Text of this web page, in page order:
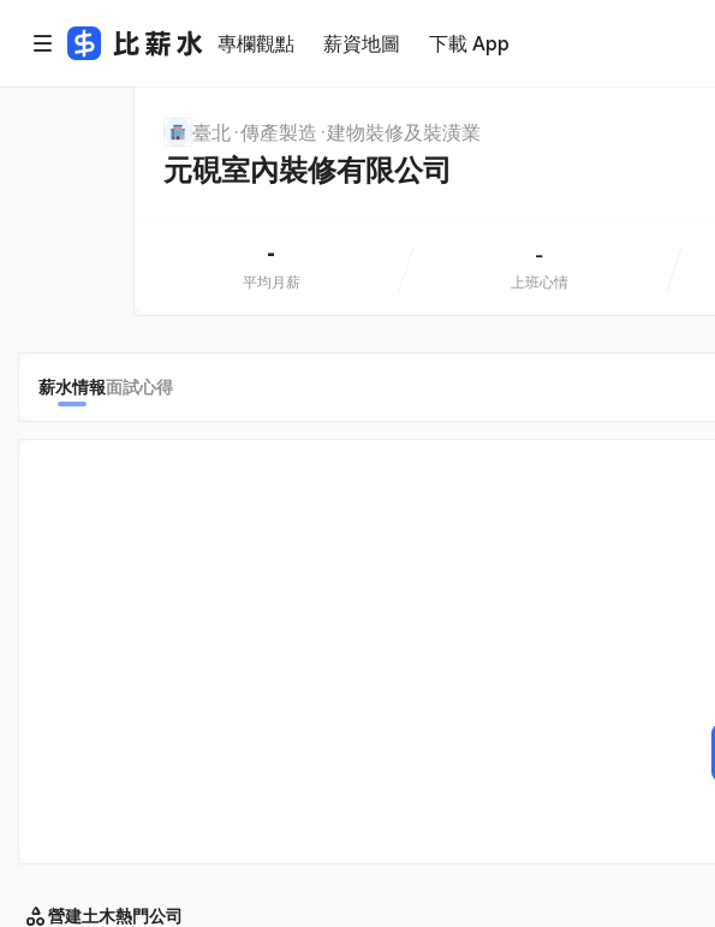
專欄觀點 薪資地圖 下載 App
臺北 傳產製造 建物裝修及裝潢業
元硯室內裝修有限公司
-
平均月薪
-
上班心情
薪水情報面試心得
營建土木熱門公司